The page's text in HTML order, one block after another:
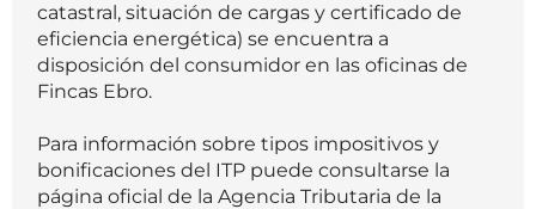
catastral, situación de cargas y certificado de
eficiencia energética) se encuentra a
disposición del consumidor en las oficinas de
Fincas Ebro.
Para información sobre tipos impositivos y
bonificaciones del ITP puede consultarse la
página oficial de la Agencia Tributaria de la